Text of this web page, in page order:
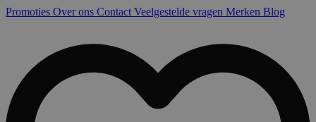
Promoties Over ons Contact Veelgestelde vragen Merken Blog